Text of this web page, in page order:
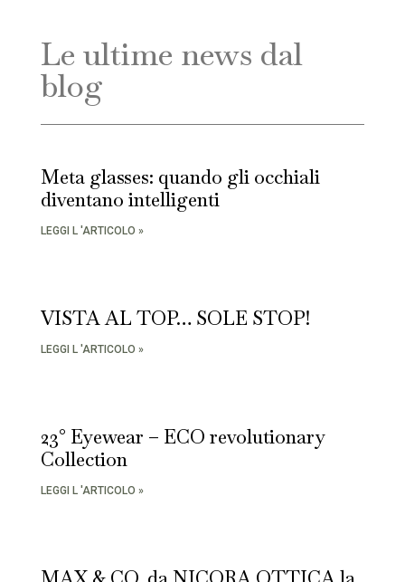
Le ultime news dal
blog
Meta glasses: quando gli occhiali
diventano intelligenti
LEGGI L 'ARTICOLO »
VISTA AL TOP… SOLE STOP!
LEGGI L 'ARTICOLO »
23° Eyewear – ECO revolutionary
Collection
LEGGI L 'ARTICOLO »